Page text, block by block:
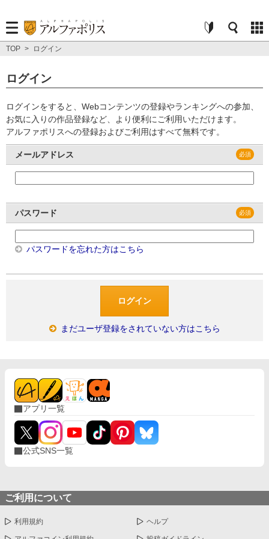
TOP > ログイン
ログイン
ログインをすると、Webコンテンツの登録やランキングへの参加、
お気に入りの作品登録など、より便利にご利用いただけます。
アルファポリスへの登録およびご利用はすべて無料です。
メールアドレス
パスワード
パスワードを忘れた方はこちら
まだユーザ登録をされていない方はこちら
アプリ一覧
公式SNS一覧
ご利用について
利用規約 ヘルプ